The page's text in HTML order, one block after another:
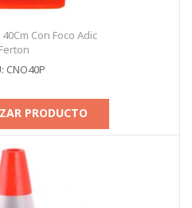
Con Foco Adic
Ferton
CNO40P
PRODUCTO